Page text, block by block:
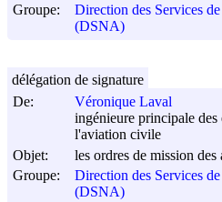
Groupe:
Direction des Services
(DSNA)
De:
Véronique Laval
ingénieure principale
l'aviation civile
Objet:
les ordres de mission
Groupe:
Direction des Services
(DSNA)
délégation de signature